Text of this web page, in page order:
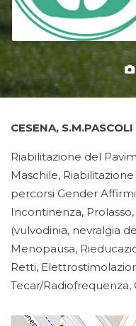
CESENA, S.M.PASCOLI
Riabilitazione del
Maschile,
percorsi Gender
Incontinenza,
(vulvodinia, nevralgia
Menopausa,
Retti,
Tecar/Radiofrequenza,